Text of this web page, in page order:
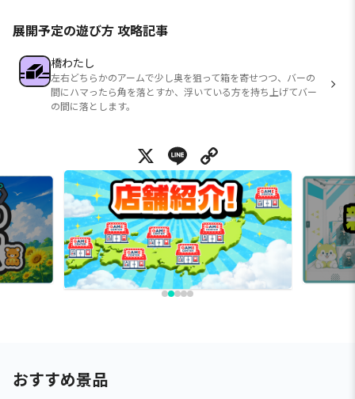
展開予定の遊び方 攻略記事
橋わたし
左右どちらかのアームで少し奥を狙って箱を寄せつつ、バーの
間にハマったら角を落とすか、浮いている方を持ち上げてバー
の間に落とします。
X Line
おすすめ景品